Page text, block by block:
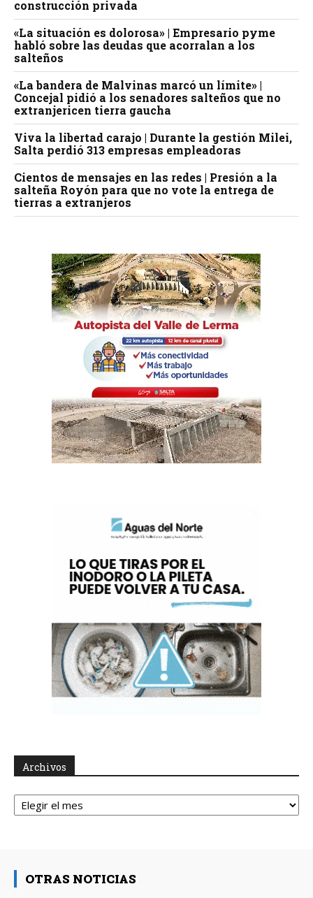
construcción privada
«La situación es dolorosa» | Empresario pyme
habló sobre las deudas que acorralan a los
salteños
«La bandera de Malvinas marcó un límite» |
Concejal pidió a los senadores salteños que no
extranjericen tierra gaucha
Viva la libertad carajo | Durante la gestión Milei,
Salta perdió 313 empresas empleadoras
Cientos de mensajes en las redes | Presión a la
salteña Royón para que no vote la entrega de
tierras a extranjeros
Archivos
Archivos
OTRAS NOTICIAS